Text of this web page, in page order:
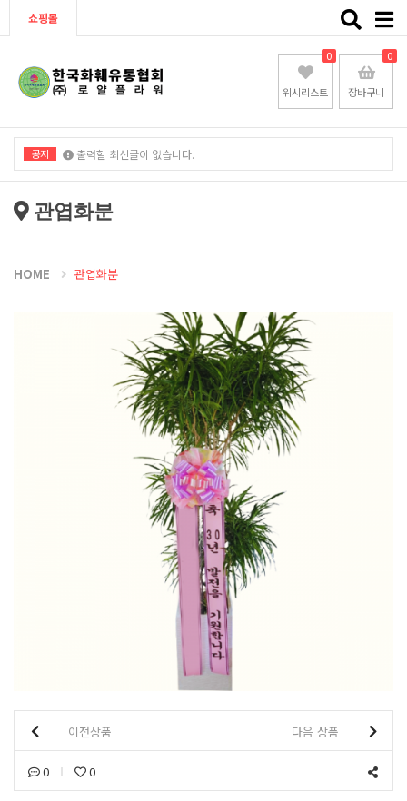
쇼핑몰
Toggle
위시리스트
0
장바구니
0
공지 출력할 최신글이 없습니다.
출력할 최신글이 없습니다.
관엽화분
HOME 관엽화분
이전상품 다음 상품
0 0